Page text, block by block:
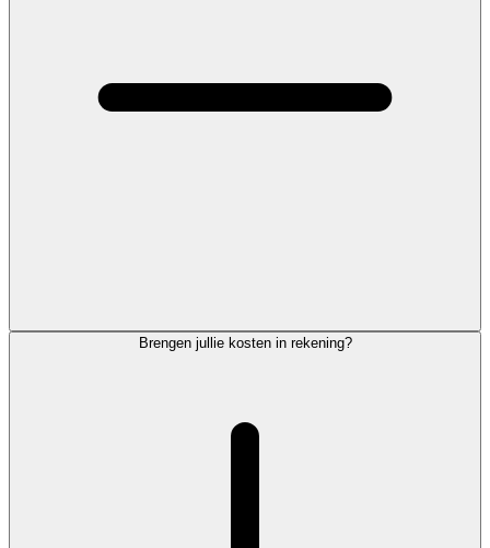
Brengen jullie kosten in rekening?